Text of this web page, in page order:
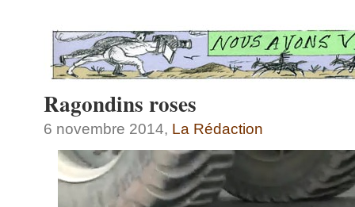
Ragondins roses
6 novembre 2014, La Rédaction